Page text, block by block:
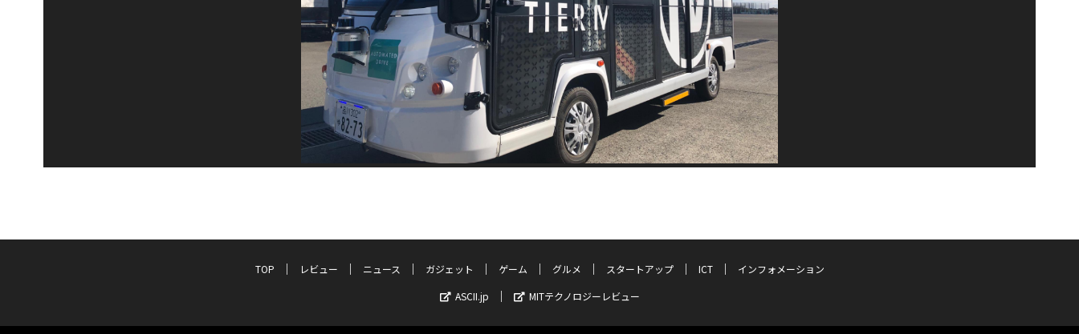
TOP レビュー ニュース ガジェット ゲーム グルメ スタートアップ ICT
インフォメーション
ASCII.jp
MITテクノロジーレビュー